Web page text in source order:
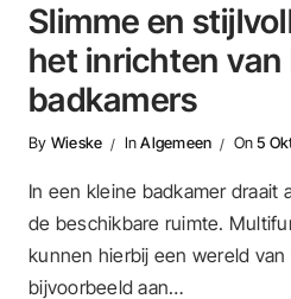
Slimme en
het inrichten van
badkamers
By Wieske InAlgemeen On5
In een kleine badkamer draait
de beschikbare ruimte.
kunnen hierbij een wereld
bijvoorbeeld aan…